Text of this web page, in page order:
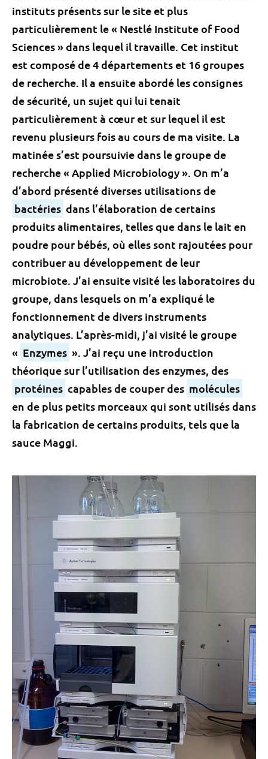
instituts présents sur le site et plus
particulièrement le « Nestlé Institute of Food
Sciences » dans lequel il travaille. Cet institut
est composé de 4 départements et 16 groupes
de recherche. Il a ensuite abordé les consignes
de sécurité, un sujet qui lui tenait
particulièrement à cœur et sur lequel il est
revenu plusieurs fois au cours de ma visite. La
matinée s’est poursuivie dans le groupe de
recherche « Applied Microbiology ». On m’a
d’abord présenté diverses utilisations de
bactéries dans l’élaboration de certains
produits alimentaires, telles que dans le lait en
poudre pour bébés, où elles sont rajoutées pour
contribuer au développement de leur
microbiote. J’ai ensuite visité les laboratoires du
groupe, dans lesquels on m’a expliqué le
fonctionnement de divers instruments
analytiques. L’après-midi, j’ai visité le groupe
« Enzymes ». J’ai reçu une introduction
théorique sur l’utilisation des enzymes, des
protéines capables de couper des molécules
en de plus petits morceaux qui sont utilisés dans
la fabrication de certains produits, tels que la
sauce Maggi.